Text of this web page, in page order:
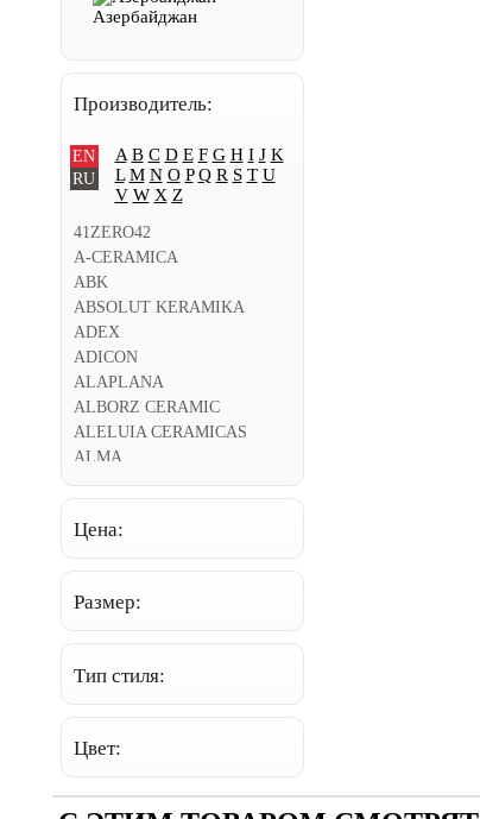
Азербайджан
Производитель:
EN
RU
A B C D E F G H I J K
L M N O P Q R S T U
V W X Z
41ZERO42
A-CERAMICA
ABK
ABSOLUT KERAMIKA
ADEX
ADICON
ALAPLANA
ALBORZ CERAMIC
ALELUIA CERAMICAS
ALMA
AMADIS FINE TILES
ANTICA CERAMICA
APAVISA
ARCANA
ARGENTA
Цена:
Размер:
Тип стиля:
Цвет: